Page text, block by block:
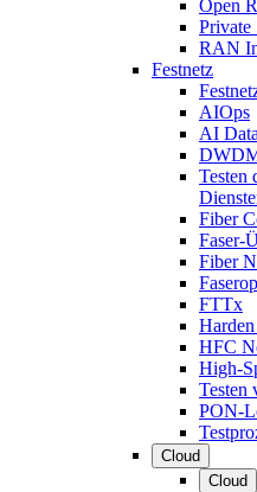
Open
Private
RAN
Festnetz
AIOps
AI
Testen
Fiber
Faser-
Fiber
FTTx
HFC
High-
Testen
PON-
Cloud
Cloud